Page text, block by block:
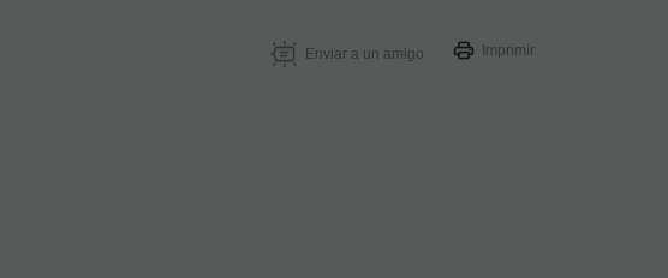
Enviar a un amigo Imprimir